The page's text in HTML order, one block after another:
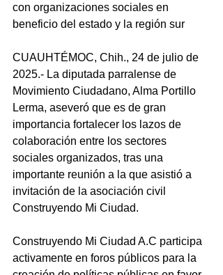
con organizaciones sociales en
beneficio del estado y la región sur
CUAUHTÉMOC, Chih., 24 de julio de
2025.- La diputada parralense de
Movimiento Ciudadano, Alma Portillo
Lerma, aseveró que es de gran
importancia fortalecer los lazos de
colaboración entre los sectores
sociales organizados, tras una
importante reunión a la que asistió a
invitación de la asociación civil
Construyendo Mi Ciudad.
Construyendo Mi Ciudad A.C participa
activamente en foros públicos para la